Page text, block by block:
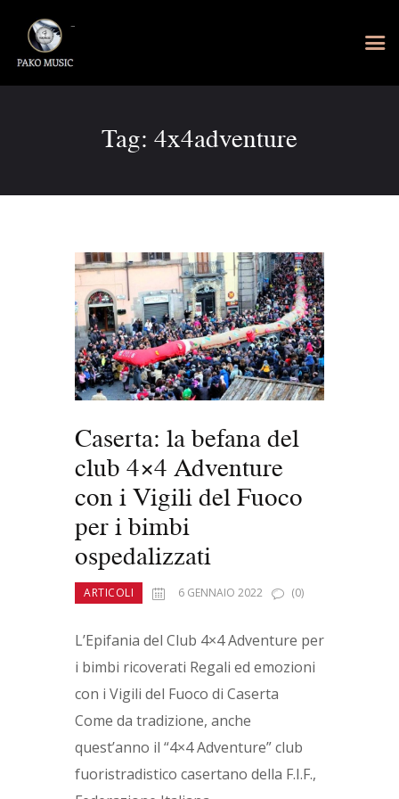
Tag: 4x4adventure
Caserta: la befana del
club 4×4 Adventure
con i Vigili del Fuoco
per i bimbi
ospedalizzati
ARTICOLI 6 GENNAIO 2022 (0)
L’Epifania del Club 4×4 Adventure per
i bimbi ricoverati Regali ed emozioni
con i Vigili del Fuoco di Caserta
Come da tradizione, anche
quest’anno il “4×4 Adventure” club
fuoristradistico casertano della F.I.F.,